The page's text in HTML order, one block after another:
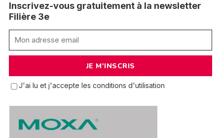
Inscrivez-vous gratuitement à la newsletter
Filière 3e
J'ai lu et j'accepte les conditions d'utilisation